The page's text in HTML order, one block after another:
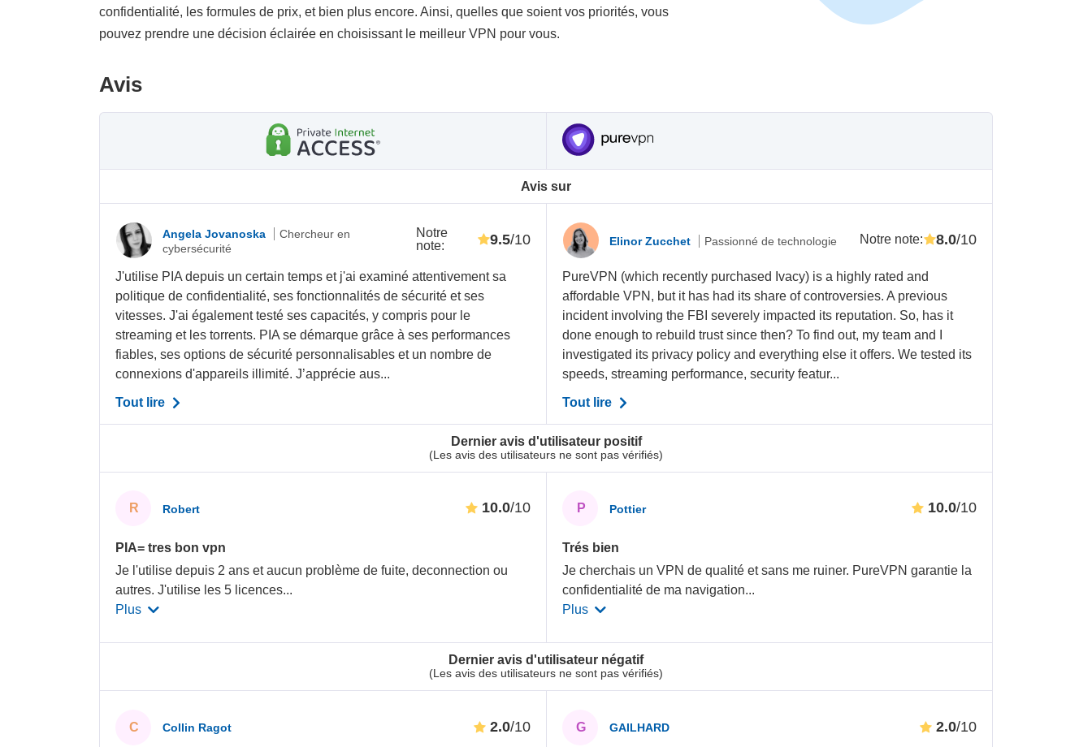
confidentialité, les formules de prix, et bien plus encore. Ainsi, quelles que soient vos priorités, vous
pouvez prendre une décision éclairée en choisissant le meilleur VPN pour vous.
Avis
Avis sur
Dernier avis d'utilisateur positif
(Les avis des utilisateurs ne sont pas vérifiés)
Dernier avis d'utilisateur négatif
(Les avis des utilisateurs ne sont pas vérifiés)
Angela Jovanoska
Chercheur en
cybersécurité
Notre
note: 9.5/10
J'utilise PIA depuis un certain temps et j'ai examiné attentivement sa
politique de confidentialité, ses fonctionnalités de sécurité et ses
vitesses. J'ai également testé ses capacités, y compris pour le
streaming et les torrents. PIA se démarque grâce à ses performances
fiables, ses options de sécurité personnalisables et un nombre de
connexions d'appareils illimité. J’apprécie aus...
Tout lire
R Robert 10.0/10
PIA= tres bon vpn
Je l'utilise depuis 2 ans et aucun problème de fuite, deconnection ou
autres. J'utilise les 5 licences...
Plus
C Collin Ragot 2.0/10
Elinor Zucchet Passionné de technologie Notre note: 8.0/10
PureVPN (which recently purchased Ivacy) is a highly rated and
affordable VPN, but it has had its share of controversies. A previous
incident involving the FBI severely impacted its reputation. So, has it
done enough to rebuild trust since then? To find out, my team and I
investigated its privacy policy and everything else it offers. We tested its
speeds, streaming performance, security featur...
Tout lire
P Pottier 10.0/10
Trés bien
Je cherchais un VPN de qualité et sans me ruiner. PureVPN garantie la
confidentialité de ma navigation...
Plus
G GAILHARD 2.0/10